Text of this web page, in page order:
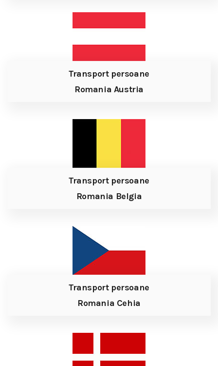
Transport persoane
Romania Austria
Transport persoane
Romania Belgia
Transport persoane
Romania Cehia